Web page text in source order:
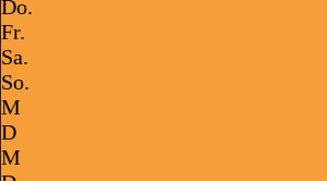
Do.
Fr.
Sa.
So.
M
D
M